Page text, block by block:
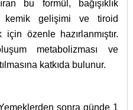
bu formül, bağışıklık
kemik gelişimi ve tiroid
için özenle hazırlanmıştır.
metabolizması ve
katkıda bulunur.
sonra günde 1